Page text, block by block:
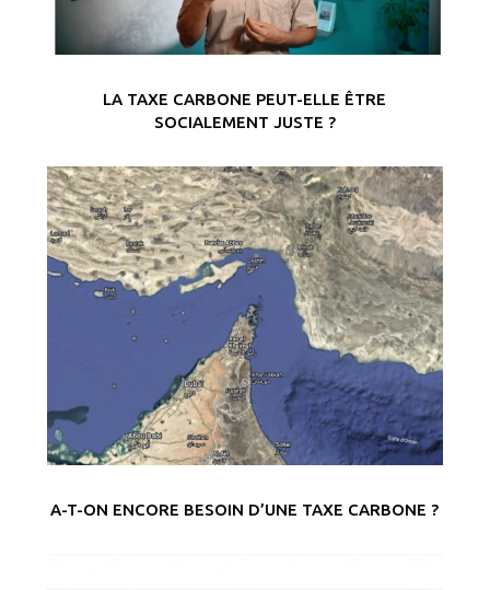
LA TAXE CARBONE PEUT-ELLE ÊTRE
SOCIALEMENT JUSTE ?
A-T-ON ENCORE BESOIN D’UNE TAXE CARBONE ?